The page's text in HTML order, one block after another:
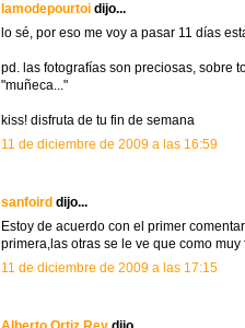
lamodepourtoi dijo...
lo sé, por eso me voy a pasar 11 días
pd. las fotografías son preciosas, sobre
"muñeca..."
kiss! disfruta de tu fin de semana
11 de diciembre de 2009 a las 16:59
sanfoird dijo...
Estoy de acuerdo con el primer
primera,las otras se le ve que como muy
11 de diciembre de 2009 a las 17:15